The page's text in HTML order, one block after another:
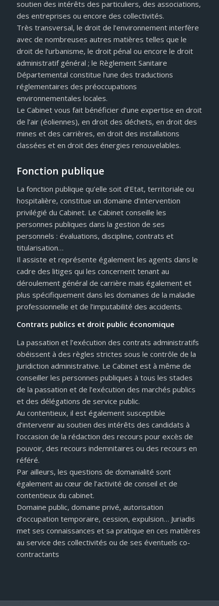
soutien des intérêts des particuliers, des associations,
des entreprises ou encore des collectivités.
Très transversal, le droit de l’environnement interfère
avec de nombreuses autres matières telles que le
droit de l’urbanisme, le droit pénal ou encore le droit
administratif général ; le Règlement Sanitaire
Départemental constitue l’une des traductions
réglementaires des préoccupations
environnementales locales.
Le Cabinet vous fait bénéficier d’une expertise en droit
de l’air (éoliennes), en droit des déchets, en droit des
mines et des carrières, en droit des installations
classées et en droit des énergies renouvelables.
Fonction publique
La fonction publique qu’elle soit d’Etat, territoriale ou
hospitalière, constitue un domaine d’intervention
privilégié du Cabinet. Le Cabinet conseille les
personnes publiques dans la gestion de ses
personnels : évaluations, discipline, contrats et
titularisation…
Il assiste et représente également les agents dans le
cadre des litiges qui les concernent tenant au
déroulement général de carrière mais également et
plus spécifiquement dans les domaines de la maladie
professionnelle et de l’imputabilité des accidents.
Contrats publics et droit public économique
La passation et l’exécution des contrats administratifs
obéissent à des règles strictes sous le contrôle de la
Juridiction administrative. Le Cabinet est à même de
conseiller les personnes publiques à tous les stades
de la passation et de l’exécution des marchés publics
et des délégations de service public.
Au contentieux, il est également susceptible
d’intervenir au soutien des intérêts des candidats à
l’occasion de la rédaction des recours pour excès de
pouvoir, des recours indemnitaires ou des recours en
référé.
Par ailleurs, les questions de domanialité sont
également au cœur de l’activité de conseil et de
contentieux du cabinet.
Domaine public, domaine privé, autorisation
d’occupation temporaire, cession, expulsion… Juriadis
met ses connaissances et sa pratique en ces matières
au service des collectivités ou de ses éventuels co-
contractants